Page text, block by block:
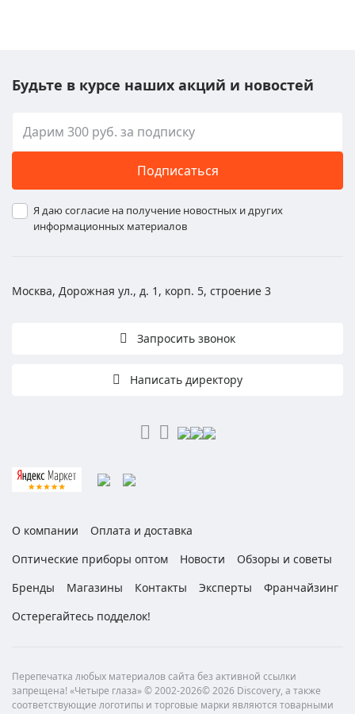
Будьте в курсе наших акций и новостей
Подписаться
Я даю согласие на получение новостных и других
информационных материалов
Москва, Дорожная ул., д. 1, корп. 5, строение 3
Запросить звонок
Написать директору
О компании
Оплата и доставка
Оптические приборы оптом
Новости
Обзоры и советы
Бренды
Магазины Контакты Эксперты
Франчайзинг
Остерегайтесь подделок!
Перепечатка любых материалов сайта без активной ссылки
запрещена! «Четыре глаза» © 2002-2026© 2026 Discovery, а также
соответствующие логотипы и торговые марки являются товарными